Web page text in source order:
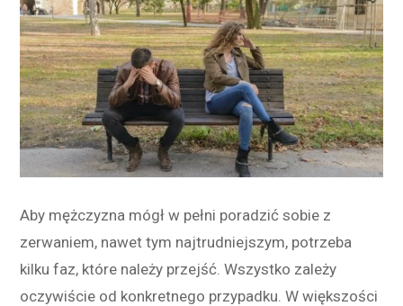
Aby mężczyzna mógł w pełni poradzić sobie z
zerwaniem, nawet tym najtrudniejszym, potrzeba
kilku faz, które należy przejść. Wszystko zależy
oczywiście od konkretnego przypadku. W większości